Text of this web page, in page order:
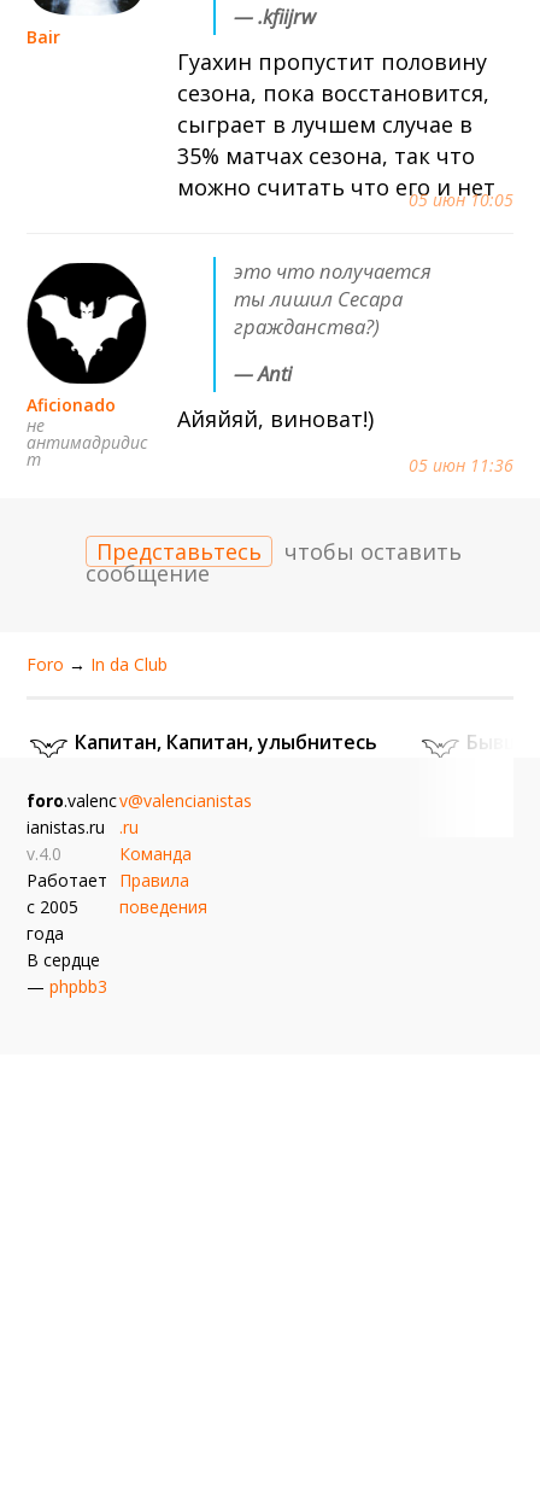
Bair
05 июн 10:05
— .kfiijrw
Гуахин пропустит половину
сезона, пока восстановится,
сыграет в лучшем случае в
35% матчах сезона, так что
можно считать что его и нет
Aficionado
не
антимадридис
т 05 июн 11:36
— Anti
это что получается
ты лишил Сесара
гражданства?)
Айяйяй, виноват!)
Представьтесь чтобы оставить
сообщение
Foro → In da Сlub
Капитан, Капитан, улыбнитесь
foro.valenc
ianistas.ru
v.4.0
Работает
с 2005
года
В сердце
—phpbb3
v@valencianistas
.ru
Команда
Правила
поведения